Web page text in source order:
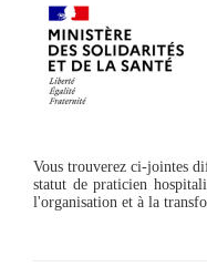
Vous trouverez ci-jointes
statut de praticien
l'organisation et à la